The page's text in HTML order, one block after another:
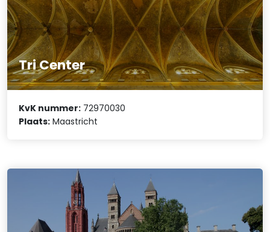
Tri Center
KvK nummer: 72970030
Plaats: Maastricht